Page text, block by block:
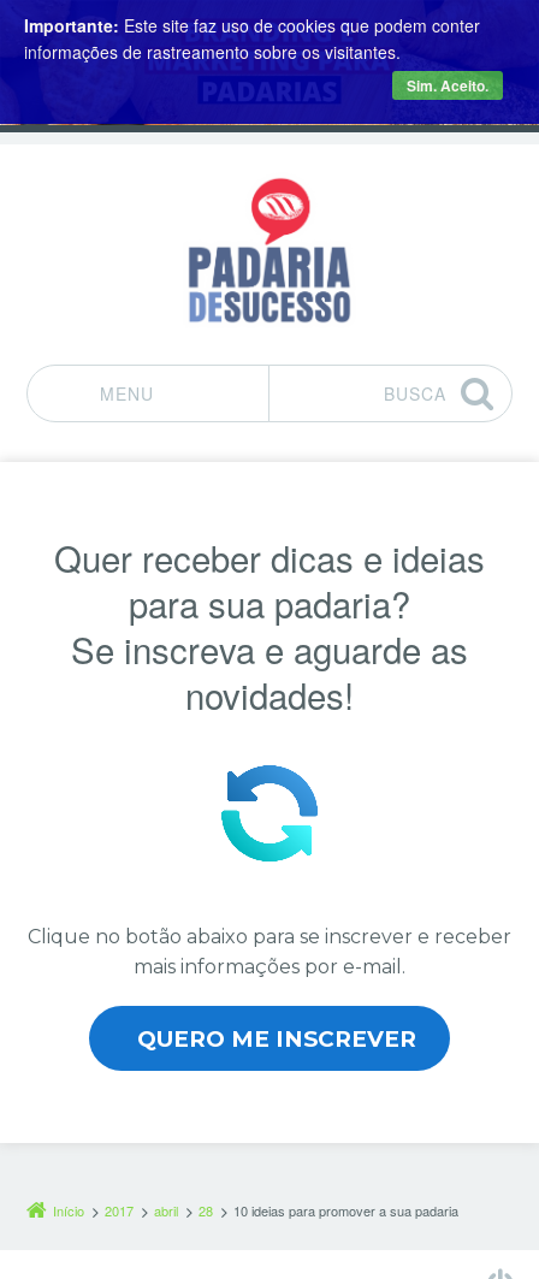
MENU
BUSCA
Quer receber dicas e ideias
para sua padaria?
Se inscreva e aguarde as
novidades!
Clique no botão abaixo para se inscrever e receber
mais informações por e-mail.
QUERO ME INSCREVER
Início 2017 abril 28 10 ideias para promover a sua padaria
Importante: Este site faz uso de cookies que podem conter
informações de rastreamento sobre os visitantes.
Sim. Aceito.